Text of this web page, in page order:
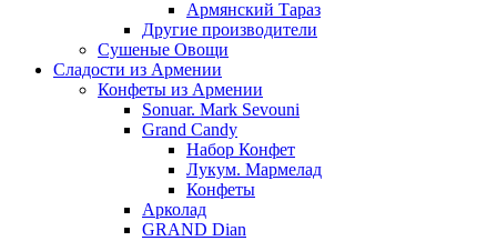
Армянский Тараз
Другие производители
Сушеные Овощи
Сладости из Армении
Конфеты из Армении
Sonuar. Mark Sevouni
Grand Candy
Набор Конфет
Лукум. Мармелад
Конфеты
Арколад
GRAND Dian